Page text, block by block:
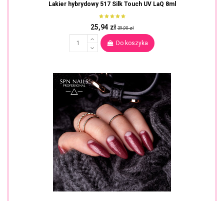
Lakier hybrydowy 517 Silk Touch UV LaQ 8ml
25,94 zł39,90 zł
Do koszyka